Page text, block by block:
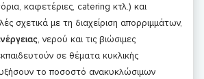
καφετέριες, catering κτλ.) και
σχετικά με τη διαχείριση απορριμμάτων,
, νερού και τις βιώσιμες
σε θέματα κυκλικής
το ποσοστό ανακυκλώσιμων